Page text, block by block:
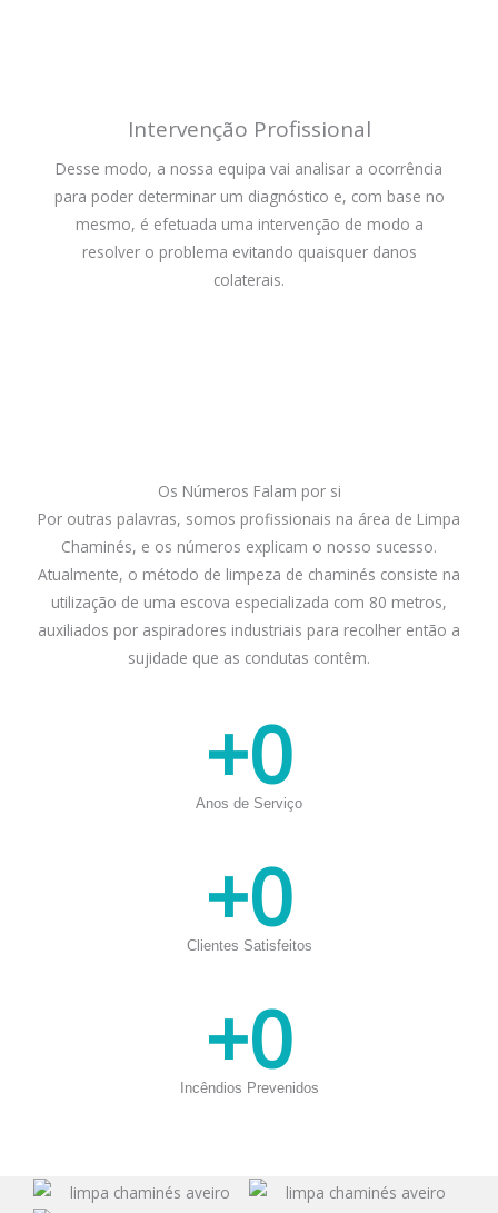
Intervenção Profissional
Desse modo, a nossa equipa vai analisar a ocorrência
para poder determinar um diagnóstico e, com base no
mesmo, é efetuada uma intervenção de modo a
resolver o problema evitando quaisquer danos
colaterais.
Os Números Falam por si
Por outras palavras, somos profissionais na área de Limpa
Chaminés, e os números explicam o nosso sucesso.
Atualmente, o método de limpeza de chaminés consiste na
utilização de uma escova especializada com 80 metros,
auxiliados por aspiradores industriais para recolher então a
sujidade que as condutas contêm.
Anos de Serviço
+0
Clientes Satisfeitos
+0
Incêndios Prevenidos
+0